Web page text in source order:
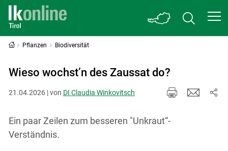
Pflanzen Biodiversität
Wieso wochst’n des Zaussat do?
21.04.2026 | von DI Claudia Winkovitsch
Ein paar Zeilen zum besseren "Unkraut“-
Verständnis.